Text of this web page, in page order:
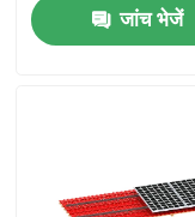
जांच भेजें